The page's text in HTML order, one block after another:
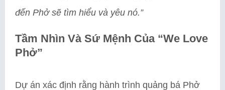
đến Phở sẽ tìm hiểu và yêu nó.”
Tầm Nhìn Và Sứ Mệnh Của “We Love
Phở”
Dự án xác định rằng hành trình quảng bá Phở